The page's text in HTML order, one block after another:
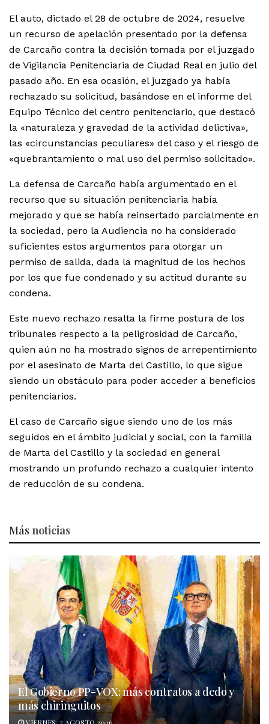
El auto, dictado el 28 de octubre de 2024, resuelve
un recurso de apelación presentado por la defensa
de Carcaño contra la decisión tomada por el juzgado
de Vigilancia Penitenciaria de Ciudad Real en julio del
pasado año. En esa ocasión, el juzgado ya había
rechazado su solicitud, basándose en el informe del
Equipo Técnico del centro penitenciario, que destacó
la «naturaleza y gravedad de la actividad delictiva»,
las «circunstancias peculiares» del caso y el riesgo de
«quebrantamiento o mal uso del permiso solicitado».
La defensa de Carcaño había argumentado en el
recurso que su situación penitenciaria había
mejorado y que se había reinsertado parcialmente en
la sociedad, pero la Audiencia no ha considerado
suficientes estos argumentos para otorgar un
permiso de salida, dada la magnitud de los hechos
por los que fue condenado y su actitud durante su
condena.
Este nuevo rechazo resalta la firme postura de los
tribunales respecto a la peligrosidad de Carcaño,
quien aún no ha mostrado signos de arrepentimiento
por el asesinato de Marta del Castillo, lo que sigue
siendo un obstáculo para poder acceder a beneficios
penitenciarios.
El caso de Carcaño sigue siendo uno de los más
seguidos en el ámbito judicial y social, con la familia
de Marta del Castillo y la sociedad en general
mostrando un profundo rechazo a cualquier intento
de reducción de su condena.
Más noticias
El Gobierno PP-VOX: más contratos a dedo y
más chiringuitos